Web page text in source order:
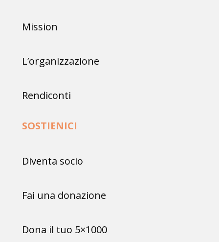
Mission
L’organizzazione
Rendiconti
SOSTIENICI
Diventa socio
Fai una donazione
Dona il tuo 5×1000